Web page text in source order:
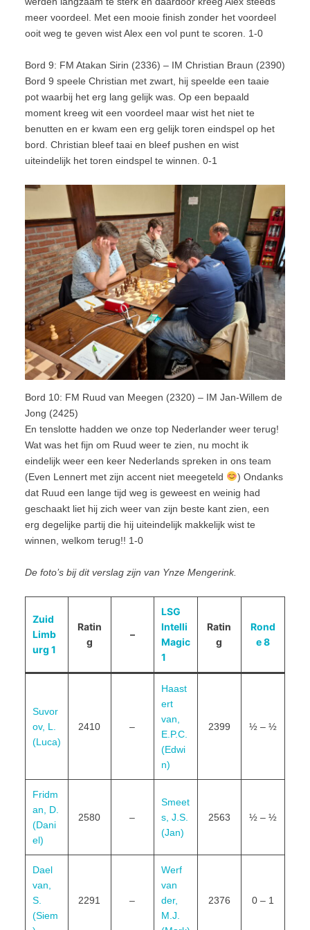
meer voordeel. Met een mooie finish zonder het voordeel
ooit weg te geven wist Alex een vol punt te scoren. 1-0
Bord 9: FM Atakan Sirin (2336) – IM Christian Braun (2390)
Bord 9 speele Christian met zwart, hij speelde een taaie
pot waarbij het erg lang gelijk was. Op een bepaald
moment kreeg wit een voordeel maar wist het niet te
benutten en er kwam een erg gelijk toren eindspel op het
bord. Christian bleef taai en bleef pushen en wist
uiteindelijk het toren eindspel te winnen. 0-1
Bord 10: FM Ruud van Meegen (2320) – IM Jan-Willem de
Jong (2425)
En tenslotte hadden we onze top Nederlander weer terug!
Wat was het fijn om Ruud weer te zien, nu mocht ik
eindelijk weer een keer Nederlands spreken in ons team
(Even Lennert met zijn accent niet meegeteld
) Ondanks
dat Ruud een lange tijd weg is geweest en weinig had
geschaakt liet hij zich weer van zijn beste kant zien, een
erg degelijke partij die hij uiteindelijk makkelijk wist te
winnen, welkom terug!! 1-0
De foto’s bij dit verslag zijn van Ynze Mengerink.
Zuid
Limb
urg 1
Ratin
g
–
LSG
Intelli
Magic
1
Ratin
g
Rond
e 8
Suvor
ov, L.
(Luca)
2410 –
Haast
ert
van,
E.P.C.
(Edwi
n)
2399 ½ – ½
Fridm
an, D.
(Dani
el)
2580 –
Smeet
s, J.S.
(Jan)
2563 ½ – ½
Dael
van,
S.
(Siem
2291 –
Werf
van
der,
M.J.
2376 0 – 1